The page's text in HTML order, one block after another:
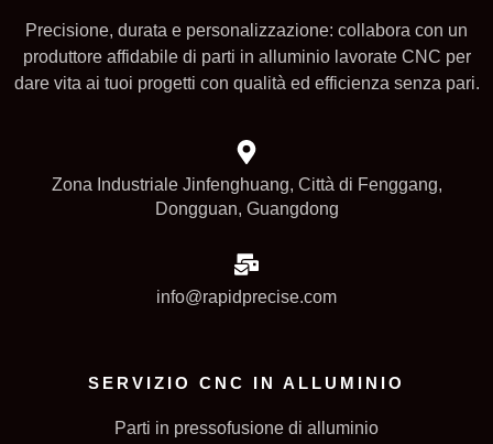
Precisione, durata e personalizzazione: collabora con un
produttore affidabile di parti in alluminio lavorate CNC per
dare vita ai tuoi progetti con qualità ed efficienza senza pari.
Zona Industriale Jinfenghuang, Città di Fenggang,
Dongguan, Guangdong
info@rapidprecise.com
SERVIZIO CNC IN ALLUMINIO
Parti in pressofusione di alluminio